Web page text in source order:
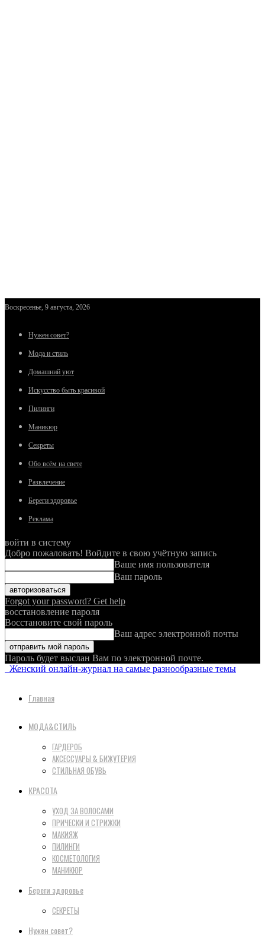
Воскресенье, 9 августа, 2026
Нужен совет?
Мода и стиль
Домашний уют
Искусство быть красивой
Пилинги
Маникюр
Секреты
Обо всём на свете
Развлечение
Береги здоровье
Реклама
войти в систему
Добро пожаловать! Войдите в свою учётную запись
Ваше имя пользователя
Ваш пароль
Forgot your password? Get help
восстановление пароля
Восстановите свой пароль
Ваш адрес электронной почты
Пароль будет выслан Вам по электронной почте.
Женский онлайн-журнал на самые разнообразные темы
Главная
МОДА&СТИЛЬ
ГАРДЕРОБ
АКСЕССУАРЫ & БИЖУТЕРИЯ
СТИЛЬНАЯ ОБУВЬ
КРАСОТА
УХОД ЗА ВОЛОСАМИ
ПРИЧЕСКИ И СТРИЖКИ
МАКИЯЖ
ПИЛИНГИ
КОСМЕТОЛОГИЯ
МАНИКЮР
Береги здоровье
СЕКРЕТЫ
Нужен совет?